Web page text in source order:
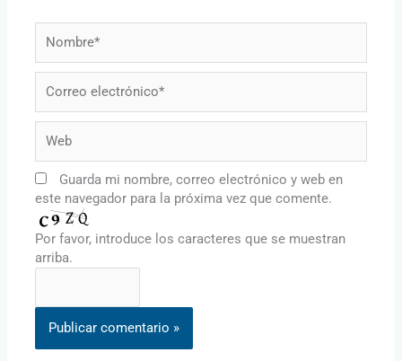
electrónico*
Guarda mi nombre, correo electrónico y web en
este navegador para la próxima vez que comente.
Por favor, introduce los caracteres que se muestran
arriba.